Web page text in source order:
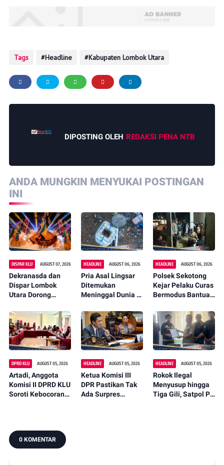
Tags Headline Kabupaten Lombok Utara
DIPOSTING OLEH REDAKSI PENA NTB
ANDA MUNGKIN MENYUKAI POSTINGAN
INI
DISPAR KLU AUGUST 07, 2026
Dekranasda dan
Dispar Lombok
Utara Dorong
Lokal Lewat
Fashion Street
2026
HEADLINE AUGUST 06, 2026
Pria Asal Lingsar
Ditemukan
Meninggal Dunia di
Lembar Saat
Mencari Belut
HEADLINE AUGUST 06, 2026
Polsek Sekotong
Kejar Pelaku Curas
Bermodus Bantuan
Penculikan Anak
Dipastikan Hoaks
DPRD KLU AUGUST 05, 2026
Artadi, Anggota
Komisi II DPRD KLU
Soroti Kebocoran
Dusun
HEADLINE AUGUST 05, 2026
Ketua Komisi III
DPR Pastikan Tak
Ada Surpres
HEADLINE AUGUST 05, 2026
Rokok Ilegal
Menyusup hingga
Tiga Gili, Satpol PP
0 KOMENTAR